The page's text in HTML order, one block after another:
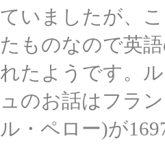
ていましたが、
たものなので英
れたようです。
ュのお話はフラ
ル・ペロー)が